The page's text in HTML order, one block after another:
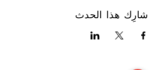
شارِك هذا الحدث